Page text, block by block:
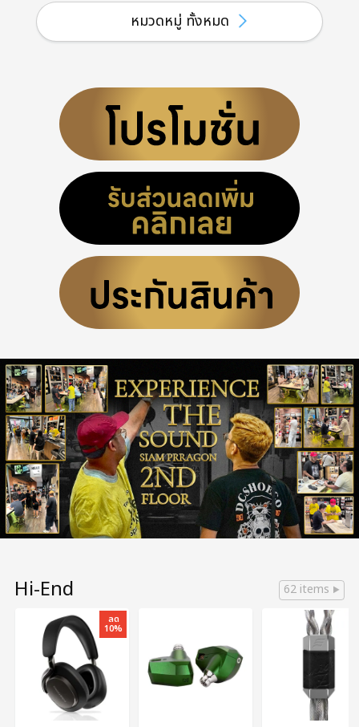
หมวดหมู่ ทั้งหมด
Hi-End 62 items
ลด
10%